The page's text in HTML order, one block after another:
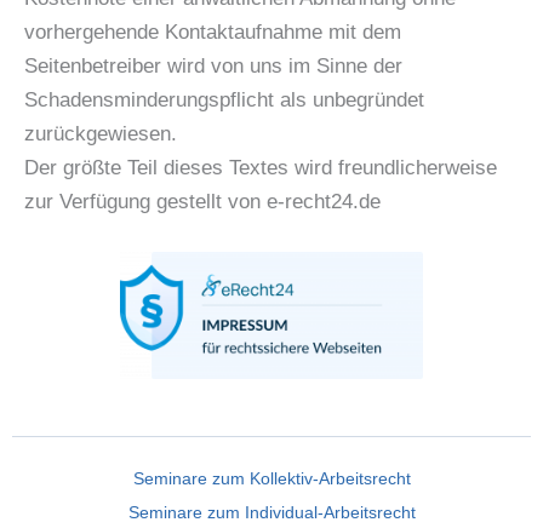
vorhergehende Kontaktaufnahme mit dem
Seitenbetreiber wird von uns im Sinne der
Schadensminderungspflicht als unbegründet
zurückgewiesen.
Der größte Teil dieses Textes wird freundlicherweise
zur Verfügung gestellt von e-recht24.de
Seminare zum Kollektiv-Arbeitsrecht
Seminare zum Individual-Arbeitsrecht